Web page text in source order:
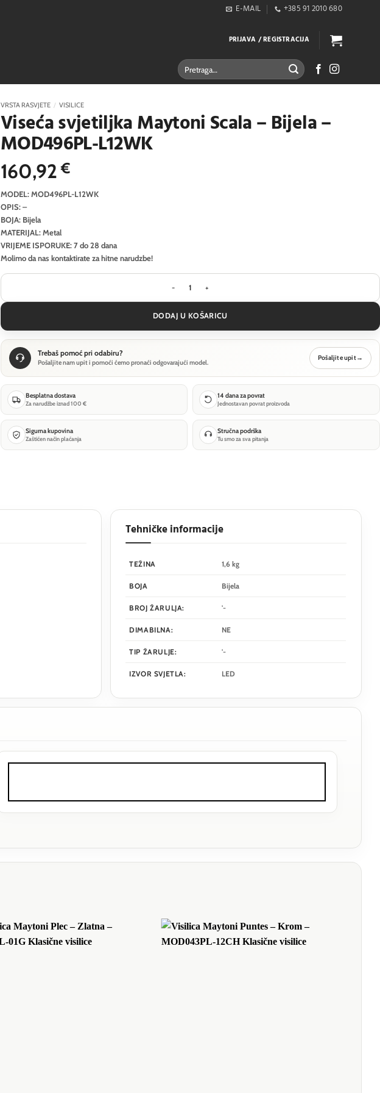
E-MAIL +385 91 2010 680
PRIJAVA / REGISTRACIJA
Pretraži:
VRSTA RASVJETE / VISILICE
Viseća svjetiljka Maytoni Scala – Bijela –
MOD496PL-L12WK
160,92€
MODEL: MOD496PL-L12WK
OPIS: –
BOJA: Bijela
MATERIJAL: Metal
VRIJEME ISPORUKE: 7 do 28 dana
Molimo da nas kontaktirate za hitne narudzbe!
Viseća svjetiljka Maytoni Scala - Bijela -
DODAJ U KOŠARICU
Trebaš pomoć pri odabiru?
Pošaljite nam upit i pomoći ćemo pronaći odgovarajući model.
Pošaljite upit→
Besplatna dostava
Za narudžbe iznad 100 €
14 dana za povrat
Jednostavan povrat proizvoda
Sigurna kupovina
Zaštićen način plaćanja
Stručna podrška
Tu smo za sva pitanja
Tehničke informacije
TEŽINA 1,6 kg
BOJA Bijela
BROJ ŽARULJA: '-
DIMABILNA: NE
TIP ŽARULJE: '-
IZVOR SVJETLA: LED